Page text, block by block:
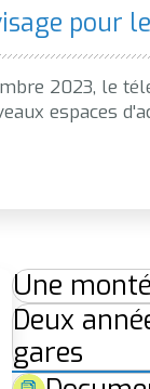
pour
2023, le
espaces
Une
Deux
gares